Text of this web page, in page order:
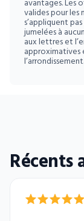
avantages. Les
valides pour les
s’appliquent
jumelées à
aux lettres et
approximatives
l’arrondissement.
Récents